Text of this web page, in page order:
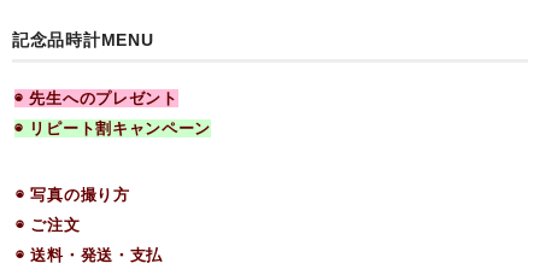
お問合せ
特商法に基づく表記
会社案内
記念品時計MENU
◉ 先生へのプレゼント
◉ リピート割キャンペーン
◉ 写真の撮り方
◉ ご注文
◉ 送料・発送・支払